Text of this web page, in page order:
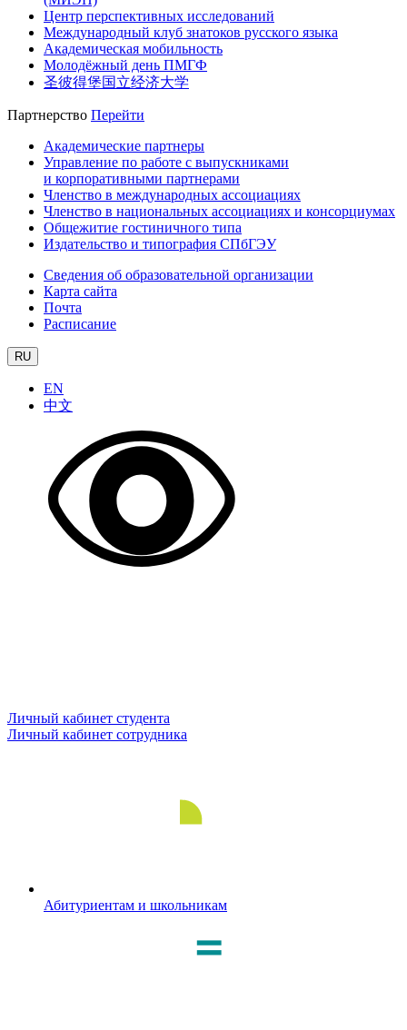
Центр перспективных исследований
Международный клуб знатоков русского языка
Академическая мобильность
Молодёжный день ПМГФ
圣彼得堡国立经济大学
Партнерство Перейти
Академические партнеры
Управление по работе с выпускниками
и корпоративными партнерами
Членство в международных ассоциациях
Членство в национальных ассоциациях и консорциумах
Общежитие гостиничного типа
Издательство и типография СПбГЭУ
Сведения об образовательной организации
Карта сайта
Почта
Расписание
RU
EN
中文
Личный кабинет студента
Личный кабинет сотрудника
Абитуриентам и школьникам